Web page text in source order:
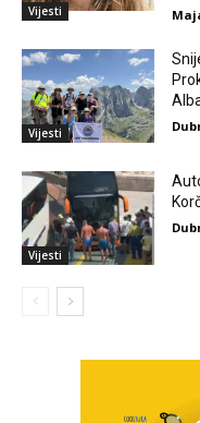
Vijesti
Vijesti
Vijesti